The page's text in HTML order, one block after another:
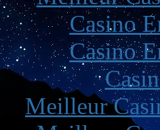
Casino
Casino
Meilleur